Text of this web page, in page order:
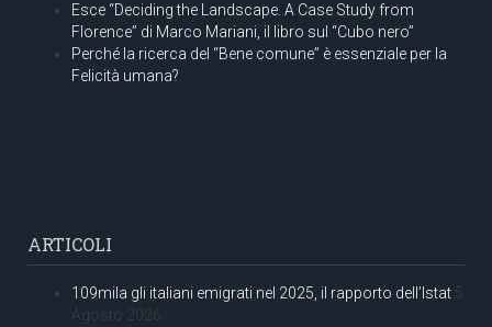
Esce “Deciding the Landscape. A Case Study from
Florence” di Marco Mariani, il libro sul “Cubo nero”
Perché la ricerca del “Bene comune” è essenziale per la
Felicità umana?
ARTICOLI
109mila gli italiani emigrati nel 2025, il rapporto dell’Istat 5
Agosto 2026